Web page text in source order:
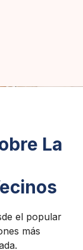
La
el popular
más